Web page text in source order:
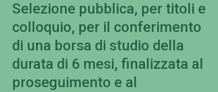
Selezione pubblica, per titoli e
colloquio, per il conferimento
di una borsa di studio della
durata di 6 mesi, finalizzata al
proseguimento e al